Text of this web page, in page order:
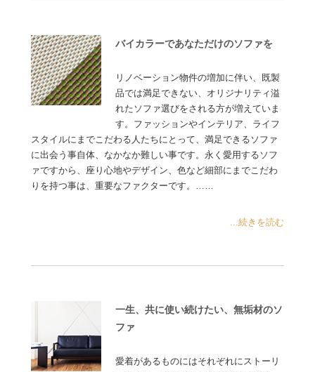
バイカラーであなただけのソファを
リノベーション物件の増加に伴い、既製
品では満足できない、オリジナリティ溢
れたソファ選びをされる方が増えていま
す。ファッションやインテリア、ライフ
スタイルにまでこだわる人たちにとって、満足できるソファ
に出会う事自体、なかなか難しい事です。永く愛用するソフ
ァですから、座り心地やデザイン、色など細部にまでこだわ
りを持つ事は、重要なファクターです。……
...続きを読む
一生、共に使い続けたい、無垢材のソ
ファ
愛着があるものにはそれぞれにストーリ